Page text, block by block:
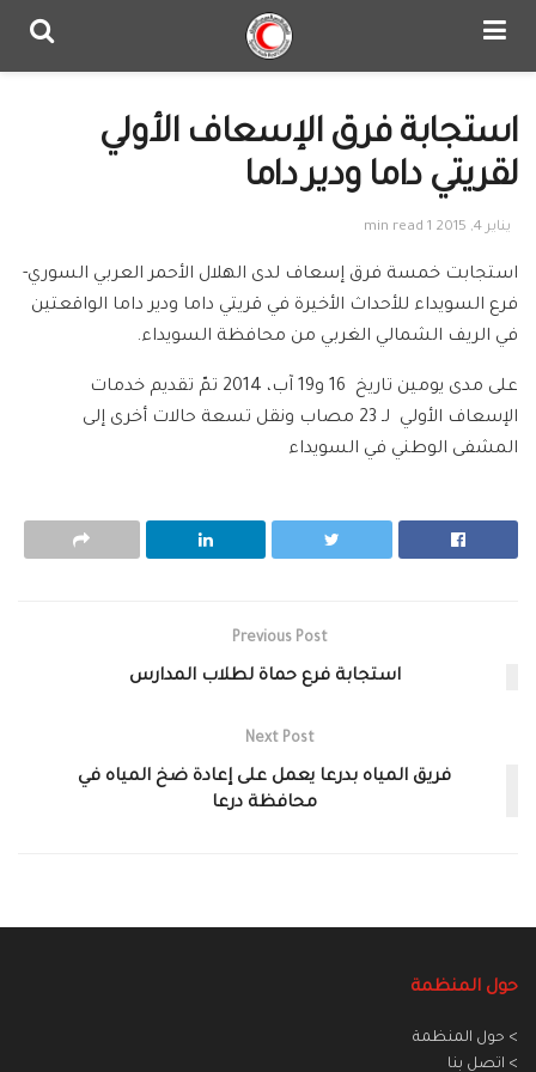
استجابة فرق الإسعاف الأولي
لقريتي داما ودير داما
يناير 4, 2015 1 min read
استجابت خمسة فرق إسعاف لدى الهلال الأحمر العربي السوري-
فرع السويداء للأحداث الأخيرة في قريتي داما ودير داما الواقعتين
في الريف الشمالي الغربي من محافظة السويداء.
على مدى يومين تاريخ 16 و19 آب، 2014 تمّ تقديم خدمات
الإسعاف الأولي لـ 23 مصاب ونقل تسعة حالات أخرى إلى
المشفى الوطني في السويداء
Previous Post
استجابة فرع حماة لطلاب المدارس
Next Post
فريق المياه بدرعا يعمل على إعادة ضخ المياه في
محافظة درعا
حول المنظمة
> حول المنظمة
> اتصل بنا